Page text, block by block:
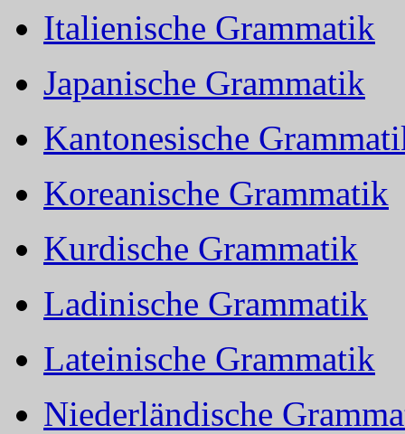
Italienische Grammatik
Japanische Grammatik
Kantonesische
Koreanische Grammatik
Kurdische Grammatik
Ladinische Grammatik
Lateinische Grammatik
Niederländische